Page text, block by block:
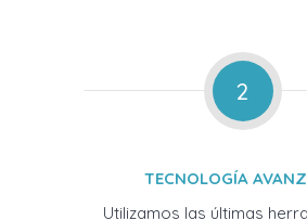
2
TECNOLOGÍA
Utilizamos las últimas